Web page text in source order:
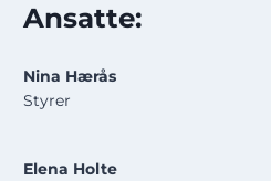
Ansatte:
Nina Hærås
Styrer
Elena Holte